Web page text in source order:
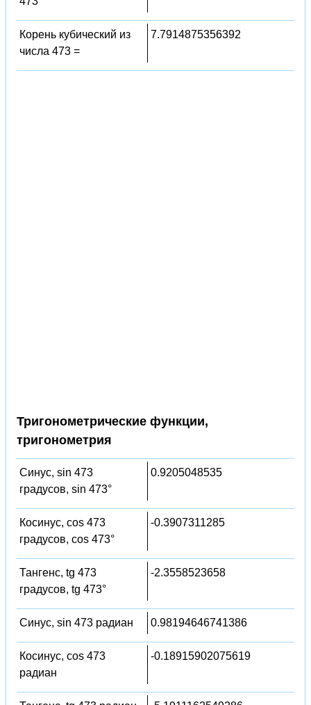
Корень кубический из
числа 473 =
7.7914875356392
Тригонометрические функции,
тригонометрия
Синус, sin 473
градусов, sin 473°
0.9205048535
Косинус, cos 473
градусов, cos 473°
-0.3907311285
Тангенс, tg 473
градусов, tg 473°
-2.3558523658
Синус, sin 473 радиан 0.98194646741386
Косинус, cos 473
радиан
-0.18915902075619